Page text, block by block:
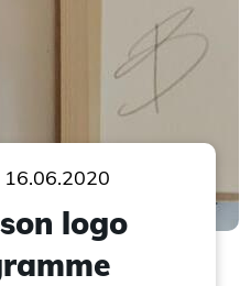
16.06.2020
logo